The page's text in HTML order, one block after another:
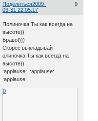
Поделиться 9
2009-
03-31 22:05:17
Полиночка!Ты как всегда на
высоте))
Браво!)))
Скорее выкладывай
олиночка!Ты как всегда на
высоте))
:applause: :applause:
:applause:
0